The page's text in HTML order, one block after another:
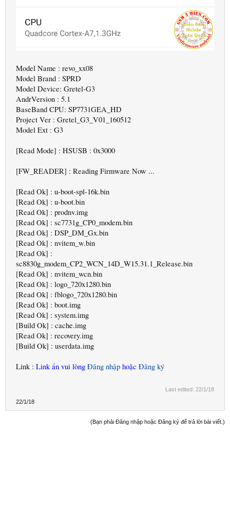
Model Name : revo_xx08
Model Brand : SPRD
Model Device: Gretel-G3
AndrVersion : 5.1
BaseBand CPU: SP7731GEA_HD
Project Ver : Gretel_G3_V01_160512
Model Ext : G3
[Read Mode] : HSUSB : 0x3000
[FW_READER] : Reading Firmware Now ...
[Read Ok] : u-boot-spl-16k.bin
[Read Ok] : u-boot.bin
[Read Ok] : prodnv.img
[Read Ok] : sc7731g_CP0_modem.bin
[Read Ok] : DSP_DM_Gx.bin
[Read Ok] : nvitem_w.bin
[Read Ok] :
sc8830g_modem_CP2_WCN_14D_W15.31.1_Release.bin
[Read Ok] : nvitem_wcn.bin
[Read Ok] : logo_720x1280.bin
[Read Ok] : fblogo_720x1280.bin
[Read Ok] : boot.img
[Read Ok] : system.img
[Build Ok] : cache.img
[Read Ok] : recovery.img
[Build Ok] : userdata.img
Link : Link ẩn vui lòng Đăng nhập hoặc Đăng ký
Last edited: 22/1/18
22/1/18
(Bạn phải Đăng nhập hoặc Đăng ký để trả lời bài viết.)